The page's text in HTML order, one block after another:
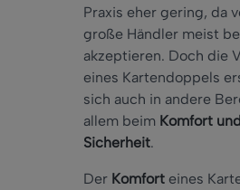
Praxis eher gering, da
große Händler meist
akzeptieren. Doch die
eines Kartendoppels
sich auch in andere
allem beim Komfort
Sicherheit.
Der Komfort eines